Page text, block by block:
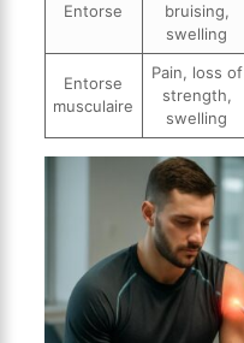
Entorse
bruising,
swelling
Entorse
musculaire
Pain, loss of
strength,
swelling